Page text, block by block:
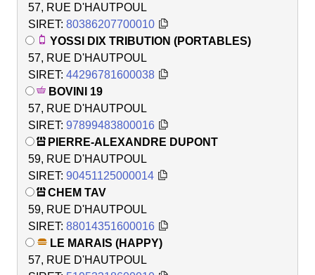
57, RUE D'HAUTPOUL
SIRET: 80386207700010
YOSSI DIX TRIBUTION (PORTABLES)
57, RUE D'HAUTPOUL
SIRET: 44296781600038
BOVINI 19
57, RUE D'HAUTPOUL
SIRET: 97899483800016
PIERRE-ALEXANDRE DUPONT
59, RUE D'HAUTPOUL
SIRET: 90451125000014
CHEM TAV
59, RUE D'HAUTPOUL
SIRET: 88014351600016
LE MARAIS (HAPPY)
57, RUE D'HAUTPOUL